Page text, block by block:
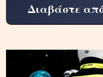
Διαβάστε